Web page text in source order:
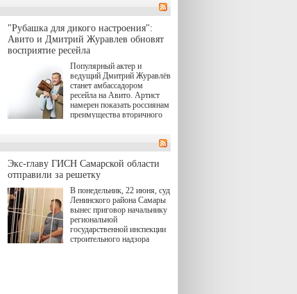
href="https://wink.ru/series/kholod-
year-2026"
target="_blank">"Холод"
</a> (18+) останется только
на экране — весь август по
четвергам продолжат
выходить новые эпизоды
сериала, в котором
беспощадным возмездием в
духе графа Монте-Кристо
занимается наша
современница.
"Рубашка для дикого настроения":
Авито и Дмитрий Журавлев обновят
восприятие ресейла
Популярный актер и
ведущий Дмитрий Журавлёв
станет амбассадором
ресейла на Авито. Артист
намерен показать россиянам
преимущества вторичного
для современного и умного
человека.
Экс-главу ГИСН Самарской области
отправили за решетку
В понедельник, 22 июня, суд
Ленинского района Самары
вынес приговор начальнику
региональной
государственной инспекции
строительного надзора